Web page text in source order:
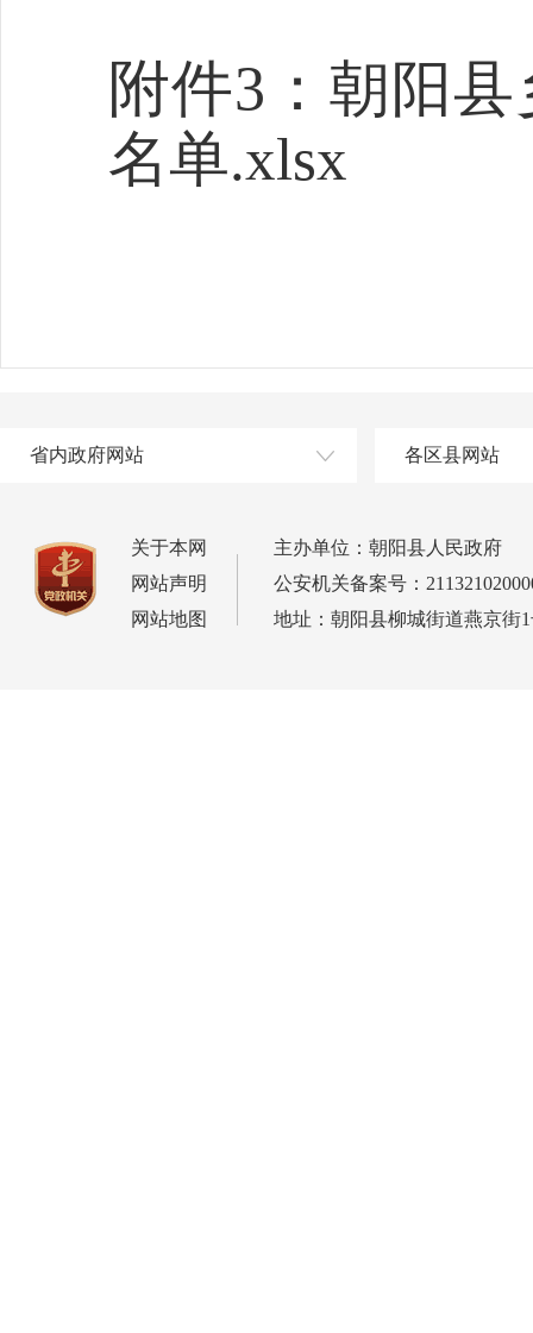
附件3 ：朝阳县
名单.xlsx
省内政府网站 各区县网站
关于本网
网站声明
网站地图
主办单位：朝阳县人民政府
公安机关备案号：
地址：朝阳县柳城街道燕京街